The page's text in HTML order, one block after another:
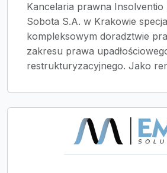
Kancelaria prawna Insolventio
Sobota S.A. w Krakowie
kompleksowym doradztwie
zakresu prawa
restrukturyzacyjnego. Jako